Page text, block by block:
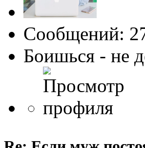
Сообщений:
Боишься - не